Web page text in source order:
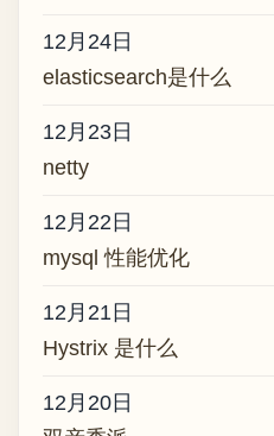
12月24日
elasticsearch是什么
12月23日
netty
12月22日
mysql 性能优化
12月21日
Hystrix 是什么
12月20日